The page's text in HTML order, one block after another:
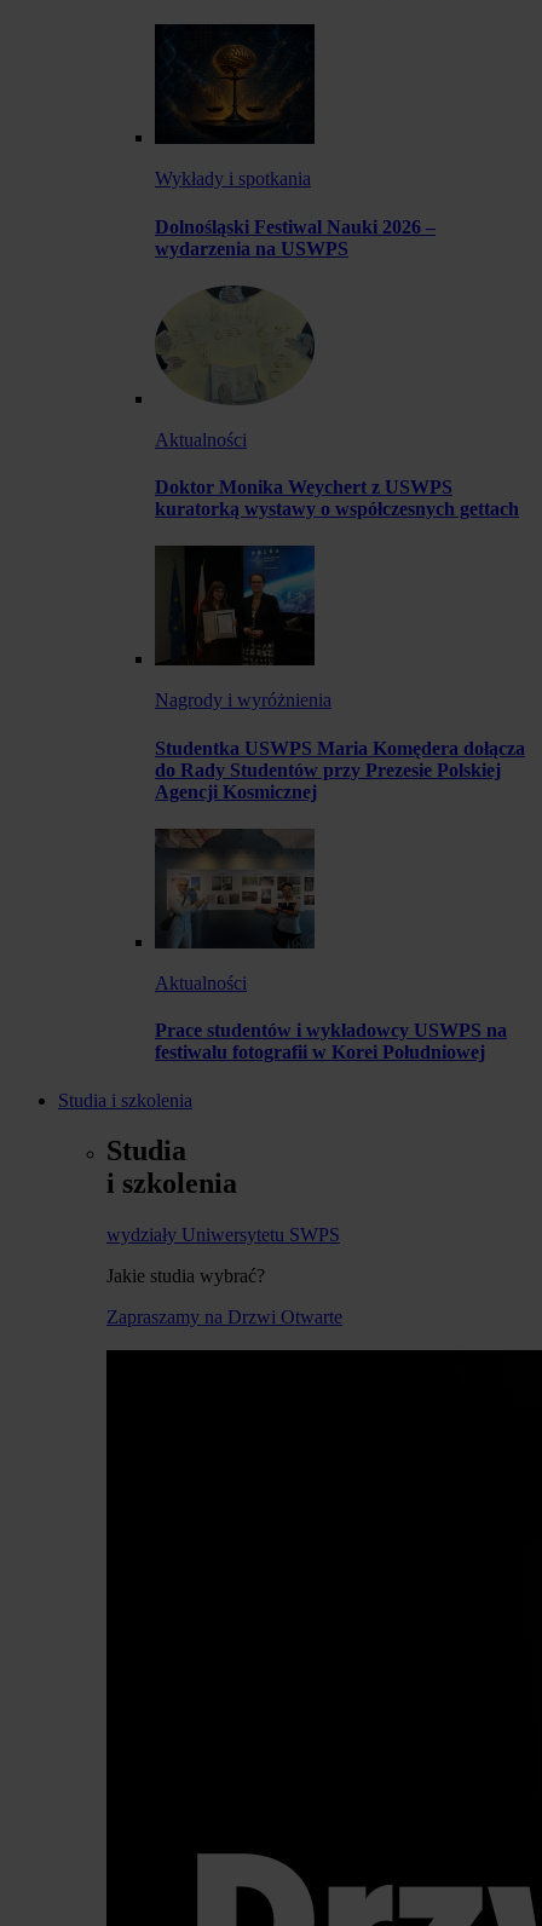
Wykłady i spotkania
Dolnośląski Festiwal Nauki 2026 –
wydarzenia na USWPS
Aktualności
Doktor Monika Weychert z USWPS
kuratorką wystawy o współczesnych gettach
Nagrody i wyróżnienia
Studentka USWPS Maria Komędera dołącza
do Rady Studentów przy Prezesie Polskiej
Agencji Kosmicznej
Aktualności
Prace studentów i wykładowcy USWPS na
festiwalu fotografii w Korei Południowej
Studia i szkolenia
Studia
i szkolenia
wydziały Uniwersytetu SWPS
Jakie studia wybrać?
Zapraszamy na Drzwi Otwarte